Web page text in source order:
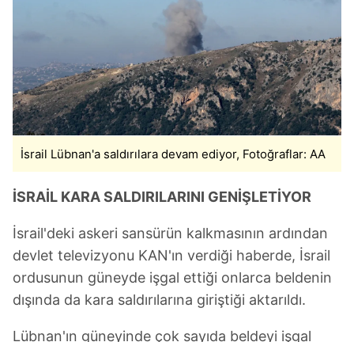
İsrail Lübnan'a saldırılara devam ediyor, Fotoğraflar: AA
İSRAİL KARA SALDIRILARINI GENİŞLETİYOR
İsrail'deki askeri sansürün kalkmasının ardından
devlet televizyonu KAN'ın verdiği haberde, İsrail
ordusunun güneyde işgal ettiği onlarca beldenin
dışında da kara saldırılarına giriştiği aktarıldı.
Lübnan'ın güneyinde çok sayıda beldeyi işgal